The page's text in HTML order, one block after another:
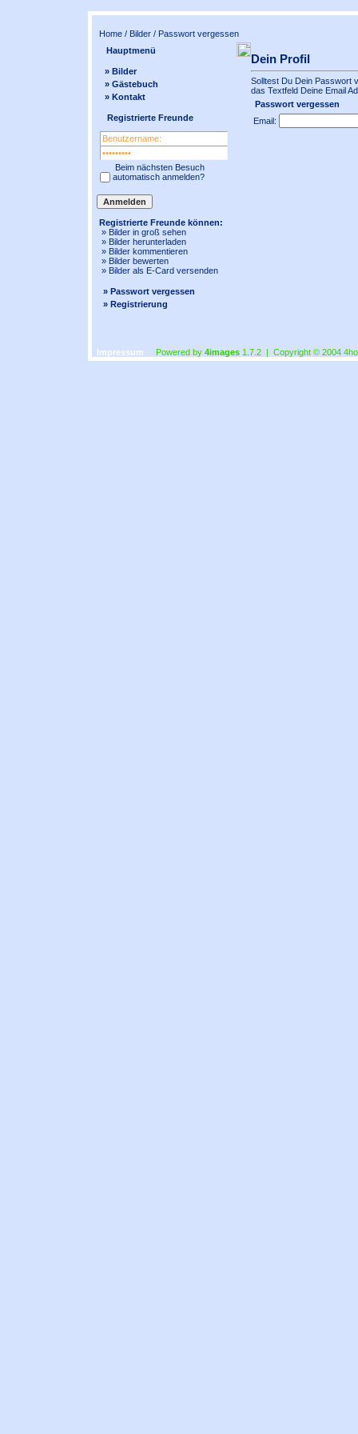
Home / Bilder / Passwort vergessen
Hauptmenü
» Bilder
» Gästebuch
» Kontakt
Registrierte Freunde
Beim nächsten Besuch
automatisch anmelden?
Registrierte Freunde können:
» Bilder in groß sehen
» Bilder herunterladen
» Bilder kommentieren
» Bilder bewerten
» Bilder als E-Card versenden
» Passwort vergessen
» Registrierung
Dein Profil
Solltest Du Dein Passwort
das Textfeld Deine Email
Passwort vergessen
Email:
Impressum Powered by 4images 1.7.2 | Copyright © 2004